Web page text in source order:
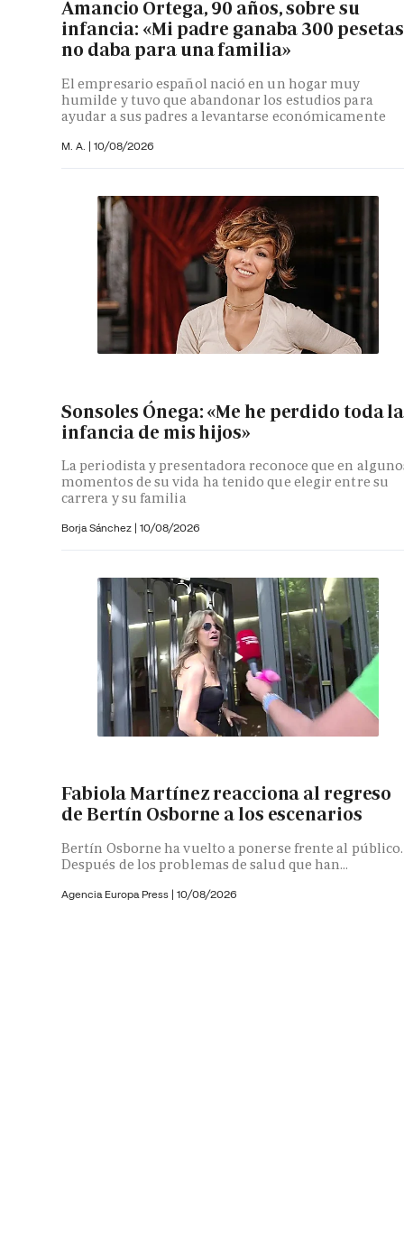
Amancio Ortega, 90 años, sobre su
infancia: «Mi padre ganaba 300
no daba para una familia»
El empresario español nació en un hogar muy
humilde y tuvo que abandonar los estudios para
ayudar a sus padres a levantarse económicamente
M. A. | 10/08/2026
Sonsoles Ónega: «Me he perdido toda la
infancia de mis hijos»
La periodista y presentadora reconoce que en
momentos de su vida ha tenido que elegir entre su
carrera y su familia
Borja Sánchez | 10/08/2026
Fabiola Martínez reacciona al regreso
de Bertín Osborne a los escenarios
Bertín Osborne ha vuelto a ponerse frente al público.
Después de los problemas de salud que han...
Agencia Europa Press | 10/08/2026